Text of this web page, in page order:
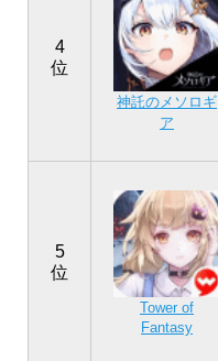
4
位
神託のメソロギ
ア
5
位
Tower of
Fantasy